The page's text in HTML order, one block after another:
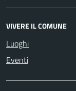
VIVERE IL COMUNE
Luoghi
Eventi